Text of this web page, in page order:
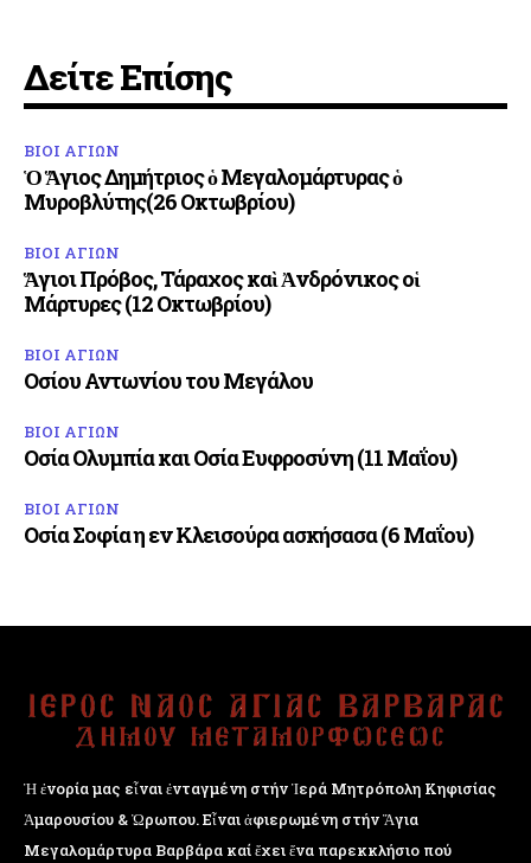
Δείτε Επίσης
ΒΙΟΙ ΑΓΙΩΝ
Ὁ Ἅγιος Δημήτριος ὁ Μεγαλομάρτυρας ὁ
Μυροβλύτης(26 Οκτωβρίου)
ΒΙΟΙ ΑΓΙΩΝ
Ἅγιοι Πρόβος, Τάραχος καὶ Ἀνδρόνικος οἱ
Μάρτυρες (12 Οκτωβρίου)
ΒΙΟΙ ΑΓΙΩΝ
Οσίου Αντωνίου του Μεγάλου
ΒΙΟΙ ΑΓΙΩΝ
Οσία Ολυμπία και Οσία Ευφροσύνη (11 Μαΐου)
ΒΙΟΙ ΑΓΙΩΝ
Οσία Σοφία η εν Κλεισούρα ασκήσασα (6 Μαΐου)
Ἡ ἐνορία μας εἶναι ἐνταγμένη στήν Ἱερά Μητρόπολη Κηφισίας
Ἁμαρουσίου & Ὠρωπου. Εἶναι ἀφιερωμένη στήν Ἅγια
Μεγαλομάρτυρα Βαρβάρα καί ἔχει ἕνα παρεκκλήσιο πού